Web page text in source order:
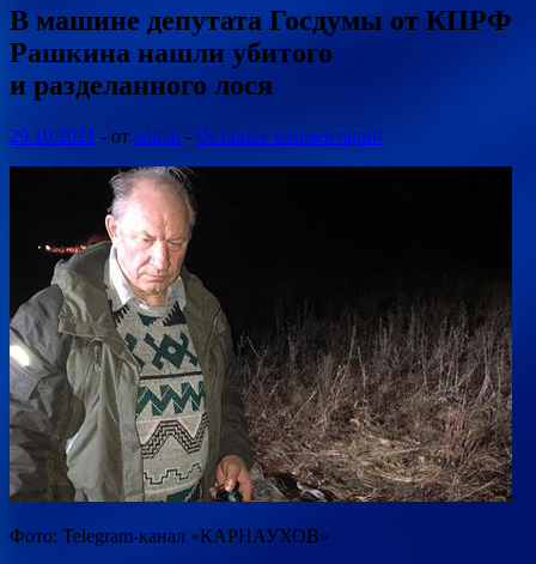
В машине депутата Госдумы от КПРФ
Рашкина нашли убитого
и разделанного лося
29.10.2021 - от admin - Оставьте комментарий
Фото: Telegram-канал «КАРНАУХОВ»